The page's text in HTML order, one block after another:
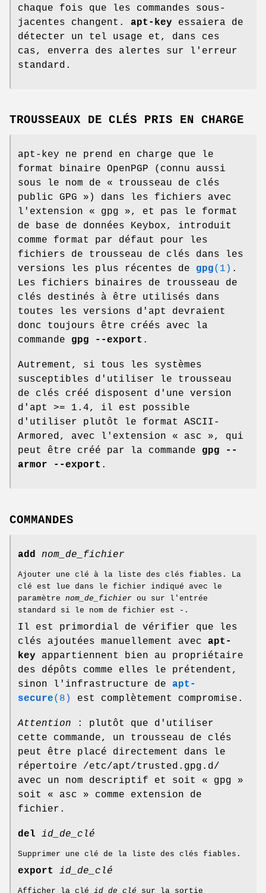
chaque fois que les commandes sous-
jacentes changent. apt-key essaiera de
détecter un tel usage et, dans ces
cas, enverra des alertes sur l'erreur
standard.
TROUSSEAUX DE CLÉS PRIS EN CHARGE
apt-key ne prend en charge que le
format binaire OpenPGP (connu aussi
sous le nom de « trousseau de clés
public GPG ») dans les fichiers avec
l'extension « gpg », et pas le format
de base de données Keybox, introduit
comme format par défaut pour les
fichiers de trousseau de clés dans les
versions les plus récentes de gpg(1) .
Les fichiers binaires de trousseau de
clés destinés à être utilisés dans
toutes les versions d'apt devraient
donc toujours être créés avec la
commande gpg --export .
Autrement, si tous les systèmes
susceptibles d'utiliser le trousseau
de clés créé disposent d'une version
d'apt >= 1.4, il est possible
d'utiliser plutôt le format ASCII-
Armored, avec l'extension « asc », qui
peut être créé par la commande gpg --
armor --export .
COMMANDES
add nom_de_fichier
Ajouter une clé à la liste des clés fiables. La
clé est lue dans le fichier indiqué avec le
paramètre nom_de_fichier ou sur l'entrée
standard si le nom de fichier est -.
Il est primordial de vérifier que les
clés ajoutées manuellement avec apt-
key appartiennent bien au propriétaire
des dépôts comme elles le prétendent,
sinon l'infrastructure de apt-
secure(8) est complètement compromise.
Attention : plutôt que d'utiliser
cette commande, un trousseau de clés
peut être placé directement dans le
répertoire /etc/apt/trusted.gpg.d/
avec un nom descriptif et soit « gpg »
soit « asc » comme extension de
fichier.
del id_de_clé
Supprimer une clé de la liste des clés fiables.
export id_de_clé
Afficher la clé id_de_clé sur la sortie